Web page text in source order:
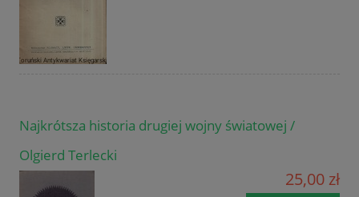
Najkrótsza historia drugiej wojny światowej /
Olgierd Terlecki
25,00 zł